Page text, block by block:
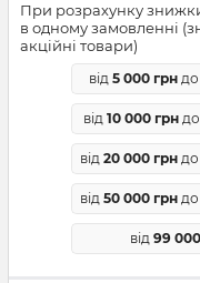
При розрахунку
в одному замовленні
акційні товари)
від 5 000 грн до
від 10 000 грндо
від 20 000 грн до
від 50 000 грн до
від 99